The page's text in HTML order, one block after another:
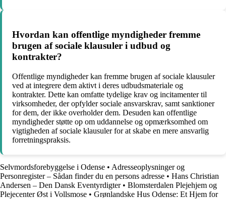
Hvordan kan offentlige myndigheder fremme
brugen af sociale klausuler i udbud og
kontrakter?
Offentlige myndigheder kan fremme brugen af sociale klausuler
ved at integrere dem aktivt i deres udbudsmateriale og
kontrakter. Dette kan omfatte tydelige krav og incitamenter til
virksomheder, der opfylder sociale ansvarskrav, samt sanktioner
for dem, der ikke overholder dem. Desuden kan offentlige
myndigheder støtte op om uddannelse og opmærksomhed om
vigtigheden af sociale klausuler for at skabe en mere ansvarlig
forretningspraksis.
Selvmordsforebyggelse i Odense • Adresseoplysninger og
Personregister – Sådan finder du en persons adresse • Hans Christian
Andersen – Den Dansk Eventyrdigter• Blomsterdalen Plejehjem og
Plejecenter Øst i Vollsmose • Grønlandske Hus Odense: Et Hjem for